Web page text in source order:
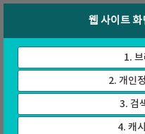
가
기
인터넷방송
웹 사이트
1.
2. 개인
3. 검
4. 캐